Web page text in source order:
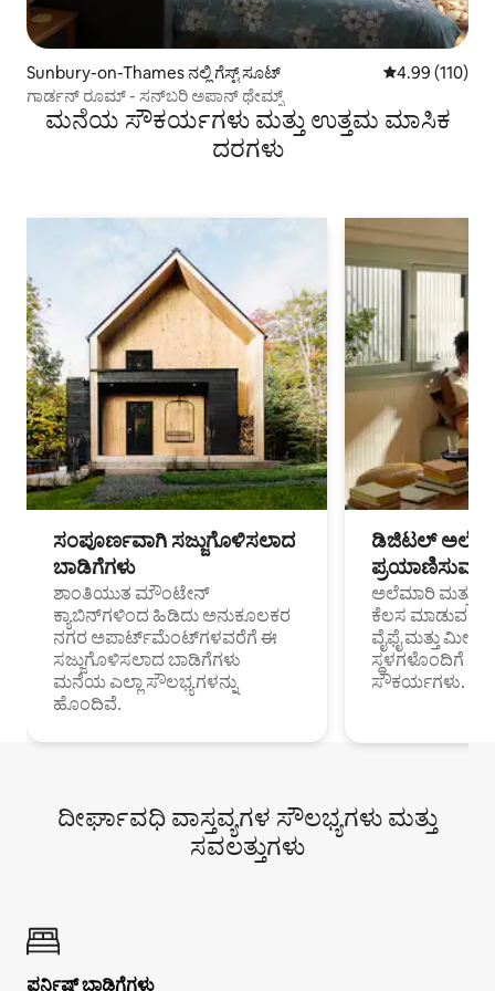
Sunbury-on-Thames ನಲ್ಲಿ ಗೆಸ್ಟ್ ಸೂಟ್ 5 ರಲ್ಲಿ 4.99
4.99 (110)
ಗಾರ್ಡನ್ ರೂಮ್ - ಸನ್‌ಬರಿ ಅಪಾನ್ ಥೇಮ್ಸ್
ಮನೆಯ ಸೌಕರ್ಯಗಳು ಮತ್ತು ಉತ್ತಮ ಮಾಸಿಕ
ದರಗಳು
ಸಂಪೂರ್ಣವಾಗಿ ಸಜ್ಜುಗೊಳಿಸಲಾದ
ಬಾಡಿಗೆಗಳು
ಶಾಂತಿಯುತ ಮೌಂಟೇನ್
ಕ್ಯಾಬಿನ್‌ಗಳಿಂದ ಹಿಡಿದು ಅನುಕೂಲಕರ
ನಗರ ಅಪಾರ್ಟ್‌ಮೆಂಟ್‌ಗಳವರೆಗೆ ಈ
ಸಜ್ಜುಗೊಳಿಸಲಾದ ಬಾಡಿಗೆಗಳು
ಮನೆಯ ಎಲ್ಲಾ ಸೌಲಭ್ಯಗಳನ್ನು
ಹೊಂದಿವೆ.
ಡಿಜಿಟಲ್
ಪ್ರಯಾಣಿಸುವ
ಅಲೆಮಾರಿ ಮತ್ತು
ಕೆಲಸ ಮಾಡುವ
ವೈಫೈ ಮತ್ತು
ಸ್ಥಳಗಳೊಂದಿಗೆ
ಸೌಕರ್ಯಗಳು.
ದೀರ್ಘಾವಧಿ ವಾಸ್ತವ್ಯಗಳ ಸೌಲಭ್ಯಗಳು ಮತ್ತು
ಸವಲತ್ತುಗಳು
ಫರ್ನಿಷ್ಡ್ ಬಾಡಿಗೆಗಳು